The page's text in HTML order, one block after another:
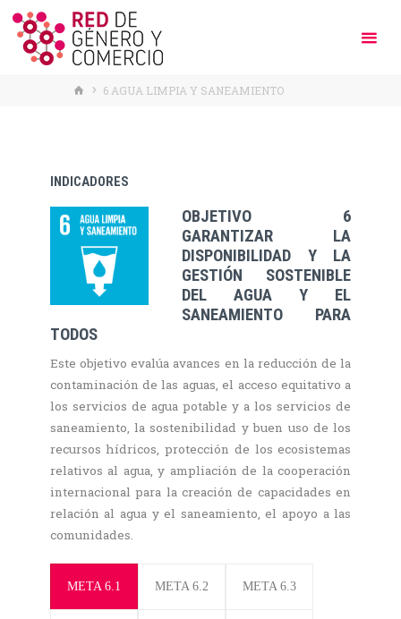
HOME
6 AGUA LIMPIA Y SANEAMIENTO
INDICADORES
OBJETIVO 6
GARANTIZAR LA
DISPONIBILIDAD Y LA
GESTIÓN SOSTENIBLE
DEL AGUA Y EL
SANEAMIENTO PARA
TODOS
Este objetivo evalúa avances en la reducción de la
contaminación de las aguas, el acceso equitativo a
los servicios de agua potable y a los servicios de
saneamiento, la sostenibilidad y buen uso de los
recursos hídricos, protección de los ecosistemas
relativos al agua, y ampliación de la cooperación
internacional para la creación de capacidades en
relación al agua y el saneamiento, el apoyo a las
comunidades.
META 6.1 META 6.2 META 6.3